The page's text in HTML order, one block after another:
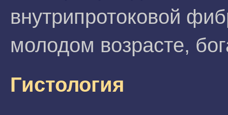
внутрипротоковой
молодом возрасте,
Гистология